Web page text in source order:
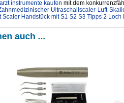
instrumente kaufen mit dem
Ultraschallscaler-Luft-
Handstück mit S1 S2 S3 Tipps 2 Loch
auch ...